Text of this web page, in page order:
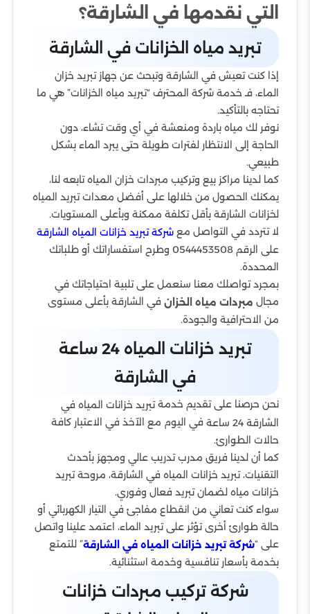
التي نقدمها في الشارقة؟
تبريد مياه الخزانات في الشارقة
إذا كنت تعيش في الشارقة وتبحث عن جهاز تبريد خزان
الماء، فـ خدمة شركة المحترف “تبريد مياه الخزانات” هي ما
تحتاجه بالتأكيد.
نوفر لك مياه باردة ومنعشة في أي وقت تشاء، دون
الحاجة إلى الانتظار لفترات طويلة حتى يبرد الماء بشكل
طبيعي.
كما لدينا مراكز بيع وتركيب مبردات خزان المياه تابعه لنا،
يمكنك الحصول من خلالها على أفضل معدات تبريد المياه
لخزانات الشارقة بأقل تكلفة ممكنة وبأعلى المستويات.
لا تتردد في التواصل مع شركة تبريد خزانات المياه الشارقة
على الرقم 0544453508 وطرح استفساراتك أو طلباتك
المحددة.
بمجرد تواصلك معنا سنعمل على تلبية احتياجاتك في
مجال مبردات مياه الخزان في الشارقة بأعلى مستوى
من الاحترافية والجودة.
تبريد خزانات المياه 24 ساعة
في الشارقة
نحن حرصنا على تقديم خدمةتبريد خزانات المياه في
الشارقة 24 ساعة
في اليوم مع الآخذ في الاعتبار كافة
حالات الطوارئ.
كما أن لدينا فريق مدرب تدريب عالي ومجهز بأحدث
التقنيات، تبريد خزانات المياه في الشارقة، مروحة تبريد
خزانات مياه لضمان تبريد فعال وفوري.
سواء كنت تعاني من انقطاع مفاجئ في التيار الكهربائي أو
حالة طوارئ أخرى تؤثر على تبريد الماء، اعتمد علينا واتصل
على “شركة تبريد خزانات المياه في الشارقة” للتمتع
بخدمة بأسعار تنافسية وخدمة استثنائية.
شركة تركيب مبردات خزانات